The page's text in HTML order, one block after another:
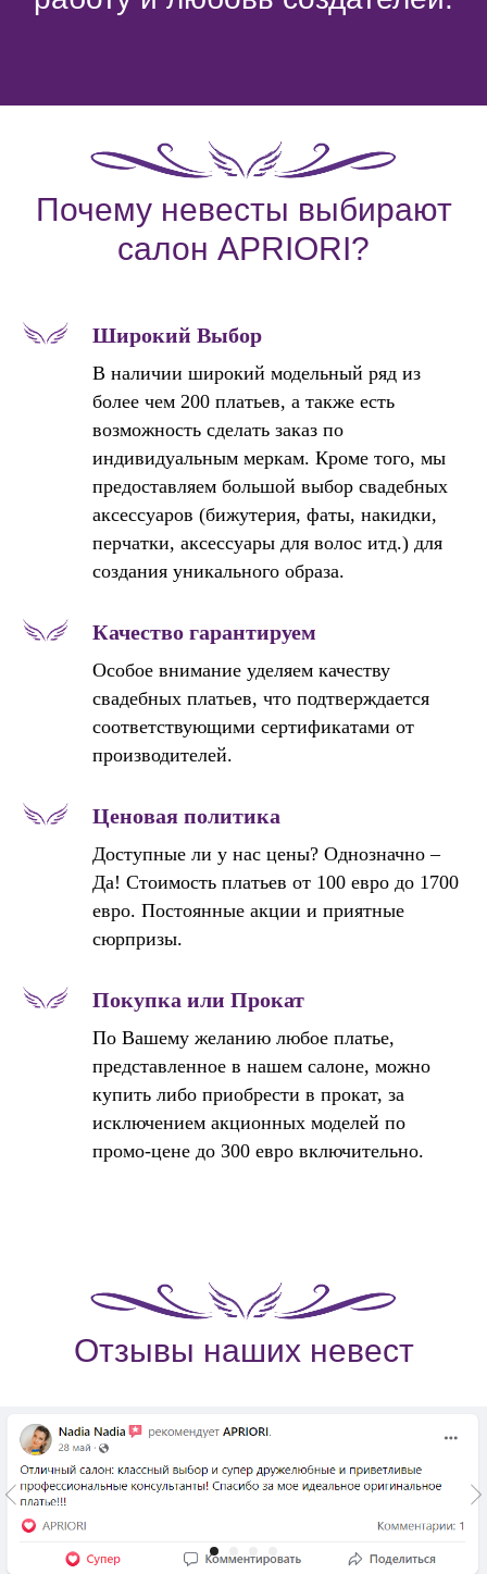
Почему невесты выбирают
салон APRIORI?
Широкий Выбор
В наличии широкий модельный ряд из
более чем 200 платьев, а также есть
возможность сделать заказ по
индивидуальным меркам. Кроме того, мы
предоставляем большой выбор свадебных
аксессуаров (бижутерия, фаты, накидки,
перчатки, аксессуары для волос итд.) для
создания уникального образа.
Качество гарантируем
Особое внимание уделяем качеству
свадебных платьев, что подтверждается
соответствующими сертификатами от
производителей.
Ценовая политика
Доступные ли у нас цены? Однозначно –
Да! Стоимость платьев от 100 евро до 1700
евро. Постоянные акции и приятные
сюрпризы.
Покупка или Прокат
По Вашему желанию любое платье,
представленное в нашем салоне, можно
купить либо приобрести в прокат, за
исключением акционных моделей по
промо-цене до 300 евро включительно.
Отзывы наших невест